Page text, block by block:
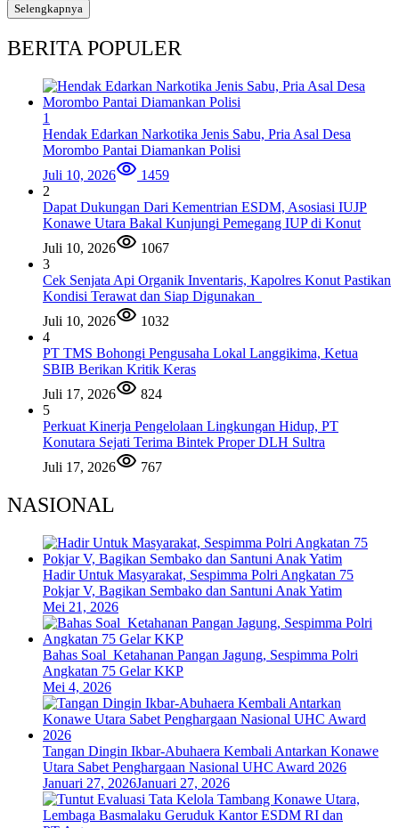
Selengkapnya
BERITA POPULER
1
Hendak Edarkan Narkotika Jenis Sabu, Pria Asal Desa
Morombo Pantai Diamankan Polisi
Juli 10, 2026
1459
2
Dapat Dukungan Dari Kementrian ESDM, Asosiasi IUJP
Konawe Utara Bakal Kunjungi Pemegang IUP di Konut
Juli 10, 2026
1067
3
Cek Senjata Api Organik Inventaris, Kapolres Konut Pastikan
Kondisi Terawat dan Siap Digunakan
Juli 10, 2026
1032
4
PT TMS Bohongi Pengusaha Lokal Langgikima, Ketua
SBIB Berikan Kritik Keras
Juli 17, 2026
824
5
Perkuat Kinerja Pengelolaan Lingkungan Hidup, PT
Konutara Sejati Terima Bintek Proper DLH Sultra
Juli 17, 2026
767
NASIONAL
Hadir Untuk Masyarakat, Sespimma Polri Angkatan 75
Pokjar V, Bagikan Sembako dan Santuni Anak Yatim
Mei 21, 2026
Bahas Soal Ketahanan Pangan Jagung, Sespimma Polri
Angkatan 75 Gelar KKP
Mei 4, 2026
Tangan Dingin Ikbar-Abuhaera Kembali Antarkan Konawe
Utara Sabet Penghargaan Nasional UHC Award 2026
Januari 27, 2026Januari 27, 2026